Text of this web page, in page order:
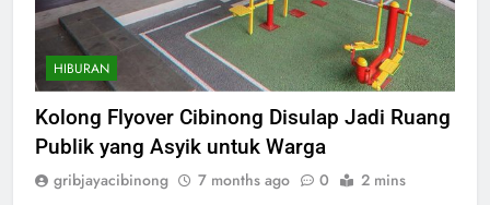
HIBURAN
Kolong Flyover Cibinong Disulap Jadi Ruang
Publik yang Asyik untuk Warga
gribjayacibinong 7 months ago 0 2 mins